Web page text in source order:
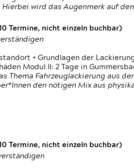
wird das Augenmerk auf
Termine, nicht einzeln buchbar)
+ Grundlagen der
Modul II: 2 Tage in
Thema Fahrzeuglackierung aus
den nötigen Mix aus
Termine, nicht einzeln buchbar)